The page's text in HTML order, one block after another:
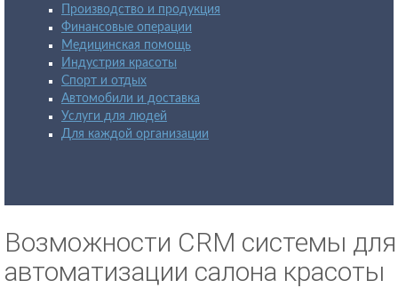
Производство и продукция
Финансовые операции
Медицинская помощь
Индустрия красоты
Спорт и отдых
Автомобили и доставка
Услуги для людей
Для каждой организации
Возможности CRM системы для
автоматизации салона красоты